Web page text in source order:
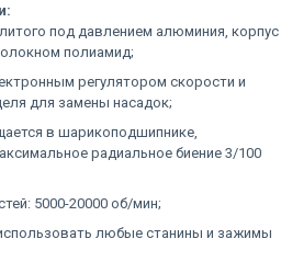
под давлением алюминия, корпус
полиамид;
регулятором скорости и
для замены насадок;
в шарикоподшипнике,
радиальное биение 3/100
5000-20000 об/мин;
любые станины и зажимы